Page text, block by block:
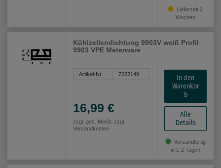
Lieferzeit 2
Wochen
Kühlzellendichtung 9903V weiß Profil
9903 VPE Meterware
Artikel-Nr. 7222149
16,99 €
zzgl. ges. MwSt. zzgl.
Versandkosten
In den
Warenkor
b
Alle
Details
Versandfertig
in 1-2 Tagen